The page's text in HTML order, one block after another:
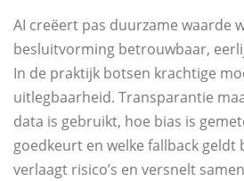
AI creëert pas duurzame waarde
besluitvorming betrouwbaar,
In de praktijk botsen krachtige
uitlegbaarheid. Transparantie
data is gebruikt, hoe bias is
goedkeurt en welke fallback geldt
verlaagt risico’s en versnelt